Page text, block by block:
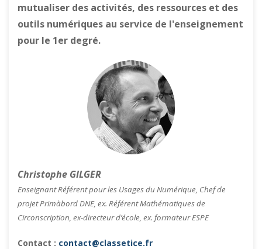
mutualiser des activités, des ressources et des
outils numériques au service de l'enseignement
pour le 1er degré.
Christophe GILGER
Enseignant Référent pour les Usages du Numérique, Chef de
projet Primàbord DNE, ex. Référent Mathématiques de
Circonscription, ex-directeur d’école, ex. formateur ESPE
Contact : contact@classetice.fr